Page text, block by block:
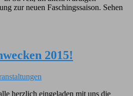
zur neuen Faschingssaison. Sehen
2015!
herzlich eingeladen mit uns die